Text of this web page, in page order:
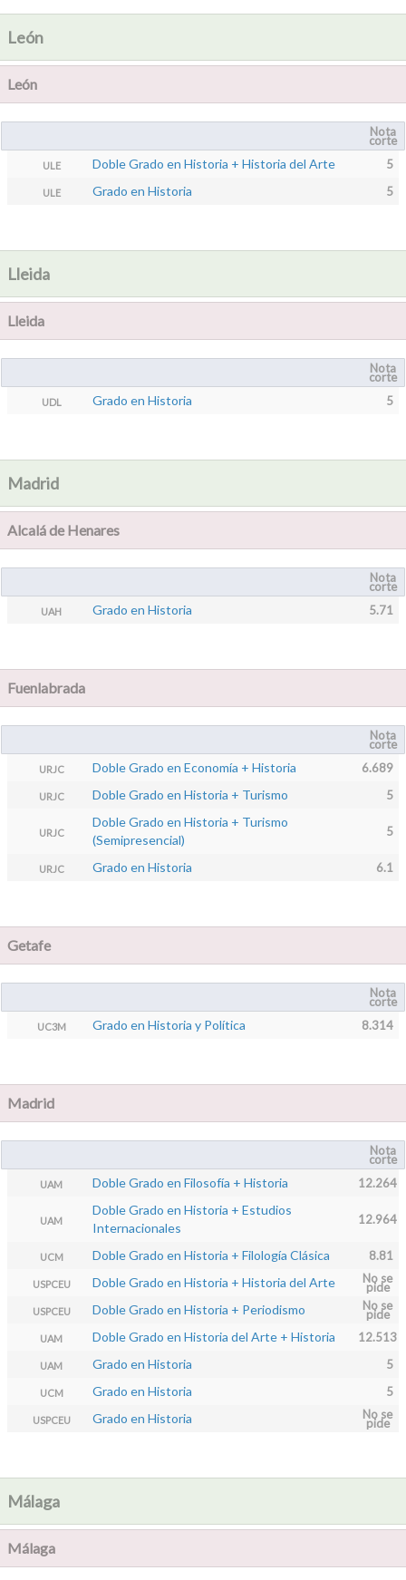
León
León
Nota
corte
ULE Doble Grado en Historia + Historia del Arte 5
ULE Grado en Historia 5
Lleida
Lleida
Nota
corte
UDL Grado en Historia 5
Madrid
Alcalá de Henares
Nota
corte
UAH Grado en Historia 5.71
Fuenlabrada
Nota
corte
URJC Doble Grado en Economía + Historia 6.689
URJC Doble Grado en Historia + Turismo 5
URJC
Doble Grado en Historia + Turismo
(Semipresencial)
5
URJC Grado en Historia 6.1
Getafe
Nota
corte
UC3M Grado en Historia y Política 8.314
Madrid
Nota
corte
UAM Doble Grado en Filosofía + Historia 12.264
UAM
Doble Grado en Historia + Estudios
Internacionales
12.964
UCM Doble Grado en Historia + Filología Clásica 8.81
USPCEU Doble Grado en Historia + Historia del Arte No se
pide
USPCEU Doble Grado en Historia + Periodismo No se
pide
UAM Doble Grado en Historia del Arte + Historia 12.513
UAM Grado en Historia 5
UCM Grado en Historia 5
USPCEU Grado en Historia No se
pide
Málaga
Málaga